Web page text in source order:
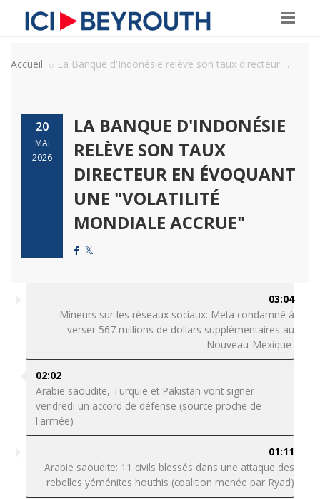
Accueil La Banque d'Indonésie relève son taux directeur ...
20
MAI
2026
LA BANQUE D'INDONÉSIE
RELÈVE SON TAUX
DIRECTEUR EN ÉVOQUANT
UNE "VOLATILITÉ
MONDIALE ACCRUE"
03:04
Mineurs sur les réseaux sociaux: Meta condamné à
verser 567 millions de dollars supplémentaires au
Nouveau-Mexique
02:02
Arabie saoudite, Turquie et Pakistan vont signer
vendredi un accord de défense (source proche de
l'armée)
01:11
Arabie saoudite: 11 civils blessés dans une attaque des
rebelles yéménites houthis (coalition menée par Ryad)